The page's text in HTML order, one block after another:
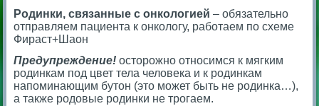
Родинки, связанные с онкологией – обязательно
отправляем пациента к онкологу, работаем по схеме
Фираст+Шаон
Предупреждение! осторожно относимся к мягким
родинкам под цвет тела человека и к родинкам
напоминающим бутон (это может быть не родинка…),
а также родовые родинки не трогаем.